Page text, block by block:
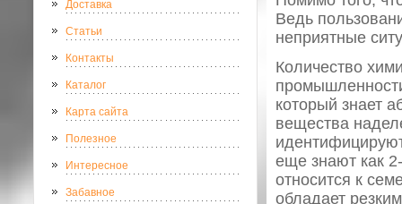
Доставка
Статьи
Контакты
Каталог
Карта сайта
Полезное
Интересное
Забавное
Ведь
неприятные
Количество
который знает
вещества
еще знают как
относится к
обладает